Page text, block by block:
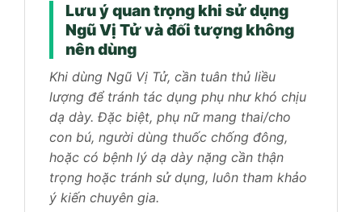
Lưu ý quan trọng khi sử dụng
Ngũ Vị Tử và đối tượng không
nên dùng
Khi dùng Ngũ Vị Tử, cần tuân thủ liều
lượng để tránh tác dụng phụ như khó chịu
dạ dày. Đặc biệt, phụ nữ mang thai/cho
con bú, người dùng thuốc chống đông,
hoặc có bệnh lý dạ dày nặng cần thận
trọng hoặc tránh sử dụng, luôn tham khảo
ý kiến chuyên gia.